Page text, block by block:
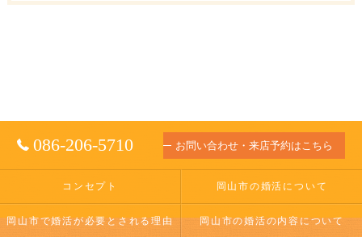
086-206-5710 お問い合わせ・来店予約はこちら
コンセプト 岡山市の婚活について
岡山市で婚活が必要とされる理由 岡山市の婚活の内容について